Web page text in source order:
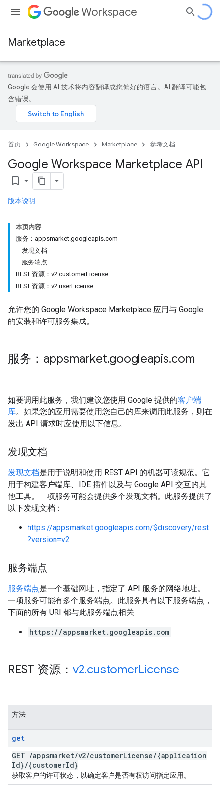
Workspace
Marketplace
Google 会使用 AI 技术将内容翻译成您偏好的语言。AI 翻译可能包
含错误。
首页 Google Workspace Marketplace 参考文档
Google Workspace Marketplace API
bookmark_border
版本说明
本页内容
服务：appsmarket.googleapis.com
发现文档
服务端点
REST 资源：v2.customerLicense
REST 资源：v2.userLicense
允许您的 Google Workspace Marketplace 应用与 Google
的安装和许可服务集成。
服务：appsmarket.googleapis.com
如要调用此服务，我们建议您使用 Google 提供的客户端
库。如果您的应用需要使用您自己的库来调用此服务，则在
发出 API 请求时应使用以下信息。
发现文档
发现文档是用于说明和使用 REST API 的机器可读规范。它
用于构建客户端库、IDE 插件以及与 Google API 交互的其
他工具。一项服务可能会提供多个发现文档。此服务提供了
以下发现文档：
https://appsmarket.googleapis.com/$discovery/rest
?version=v2
服务端点
服务端点是一个基础网址，指定了 API 服务的网络地址。
一项服务可能有多个服务端点。此服务具有以下服务端点，
下面的所有 URI 都与此服务端点相关：
https://appsmarket.googleapis.com
REST 资源： v2.customerLicense
方法
get
GET /appsmarket/v2/customerLicense/{application
Id}/{customerId}
获取客户的许可状态，以确定客户是否有权访问指定应用。